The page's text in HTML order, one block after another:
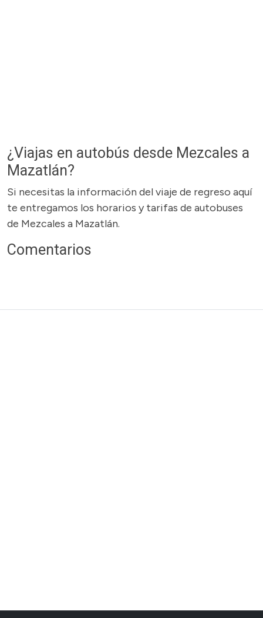
¿Viajas en autobús desde Mezcales a
Mazatlán?
Si necesitas la información del viaje de regreso aquí
te entregamos los horarios y tarifas de autobuses
de Mezcales a Mazatlán.
Comentarios